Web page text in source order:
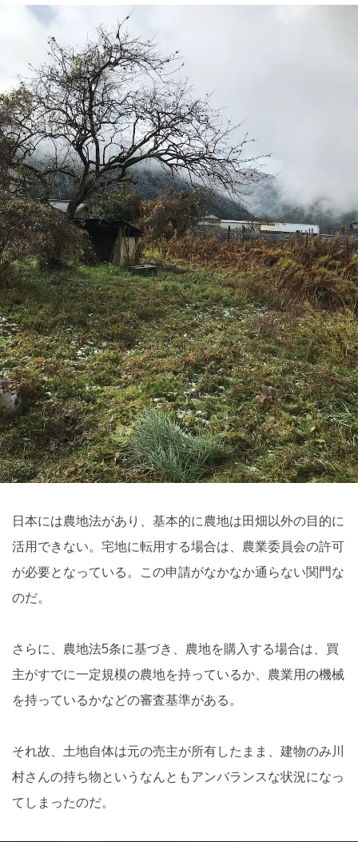
日本には農地法があり、基本的に農地は田畑以外の目的に
活用できない。宅地に転用する場合は、農業委員会の許可
が必要となっている。この申請がなかなか通らない関門な
のだ。
さらに、農地法5条に基づき、農地を購入する場合は、買
主がすでに一定規模の農地を持っているか、農業用の機械
を持っているかなどの審査基準がある。
それ故、土地自体は元の売主が所有したまま、建物のみ川
村さんの持ち物というなんともアンバランスな状況になっ
てしまったのだ。